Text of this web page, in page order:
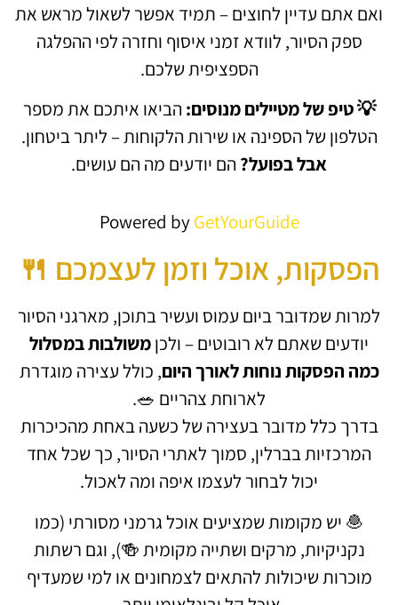
ואם אתם עדיין לחוצים – תמיד אפשר לשאול מראש את
ספק הסיור, לוודא זמני איסוף וחזרה לפי ההפלגה
הספציפית שלכם.
💡 טיפ של מטיילים מנוסים: הביאו איתכם את מספר
הטלפון של הספינה או שירות הלקוחות – ליתר ביטחון.
אבל בפועל? הם יודעים מה הם עושים.
Powered byGetYourGuide
הפסקות, אוכל וזמן לעצמכם 🍴
למרות שמדובר ביום עמוס ועשיר בתוכן, מארגני הסיור
יודעים שאתם לא רובוטים – ולכןמשולבות במסלול
כמה הפסקות נוחות לאורך היום, כולל עצירה מוגדרת
לארוחת צהריים 🥗.
בדרך כלל מדובר בעצירה של כשעה באחת מהכיכרות
המרכזיות בברלין, סמוך לאתרי הסיור, כך שכל אחד
יכול לבחור לעצמו איפה ומה לאכול.
🧆 יש מקומות שמציעים אוכל גרמני מסורתי (כמו
נקניקיות, מרקים ושתייה מקומית 🍻), וגם רשתות
מוכרות שיכולות להתאים לצמחונים או למי שמעדיף